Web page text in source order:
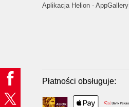
Aplikacja Helion - AppGallery
Płatności obsługuje: